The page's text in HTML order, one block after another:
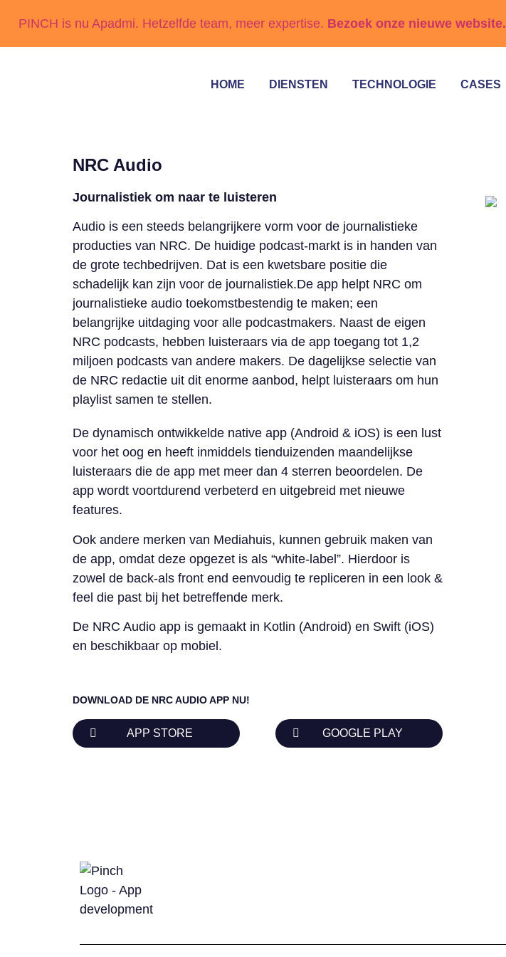
PINCH is nu Apadmi. Hetzelfde team, meer expertise. Bezoek onze nieuwe website.
HOME DIENSTEN TECHNOLOGIE CASES
NRC Audio
Journalistiek om naar te luisteren
Audio is een steeds belangrijkere vorm voor de journalistieke
producties van NRC. De huidige podcast-markt is in handen van
de grote techbedrijven. Dat is een kwetsbare positie die
schadelijk kan zijn voor de journalistiek.De app helpt NRC om
journalistieke audio toekomstbestendig te maken; een
belangrijke uitdaging voor alle podcastmakers. Naast de eigen
NRC podcasts, hebben luisteraars via de app toegang tot 1,2
miljoen podcasts van andere makers. De dagelijkse selectie van
de NRC redactie uit dit enorme aanbod, helpt luisteraars om hun
playlist samen te stellen.
De dynamisch ontwikkelde native app (Android & iOS) is een lust
voor het oog en heeft inmiddels tienduizenden maandelijkse
luisteraars die de app met meer dan 4 sterren beoordelen. De
app wordt voortdurend verbeterd en uitgebreid met nieuwe
features.
Ook andere merken van Mediahuis, kunnen gebruik maken van
de app, omdat deze opgezet is als “white-label”. Hierdoor is
zowel de back-als front end eenvoudig te repliceren in een look &
feel die past bij het betreffende merk.
De NRC Audio app is gemaakt in Kotlin (Android) en Swift (iOS)
en beschikbaar op mobiel.
DOWNLOAD DE NRC AUDIO APP NU!
APP STORE GOOGLE PLAY